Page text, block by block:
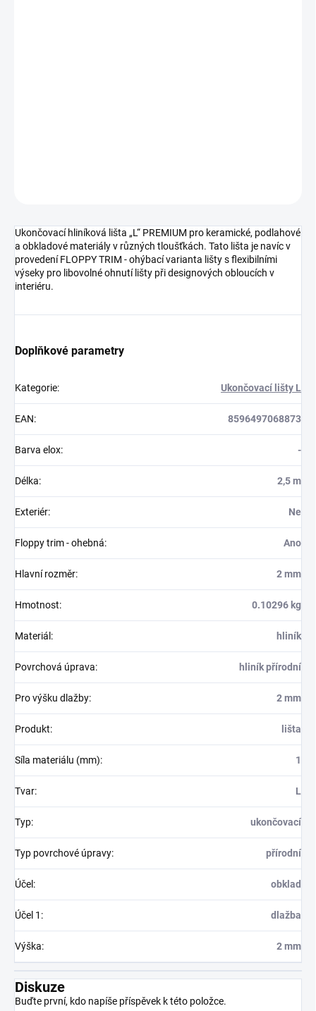
Ukončovací hliníková lišta „L“ PREMIUM pro keramické, podlahové
a obkladové materiály v různých tloušťkách. Tato lišta je navíc v
provedení FLOPPY TRIM - ohýbací varianta lišty s flexibilními
výseky pro libovolné ohnutí lišty při designových obloucích v
interiéru.
Doplňkové parametry
Kategorie: Ukončovací lišty L
EAN: 8596497068873
Barva elox: -
Délka: 2,5 m
Exteriér: Ne
Floppy trim - ohebná: Ano
Hlavní rozměr: 2 mm
Hmotnost: 0.10296 kg
Materiál : hliník
Povrchová úprava: hliník přírodní
Pro výšku dlažby: 2 mm
Produkt: lišta
Síla materiálu (mm): 1
Tvar: L
Typ: ukončovací
Typ povrchové úpravy: přírodní
Účel : obklad
Účel 1 : dlažba
Výška: 2 mm
Diskuze
Buďte první, kdo napíše příspěvek k této položce.